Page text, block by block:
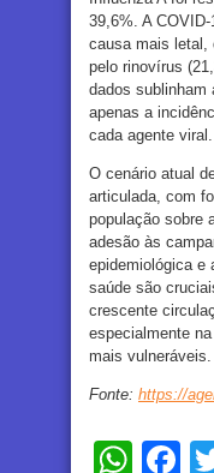
39,6%. A
causa mais letal,
pelo rinovírus
dados sublinham
apenas a
cada agente viral.
O cenário atual
articulada, com
população sobre
adesão às
epidemiológica e
saúde são
crescente
especialmente
mais vulneráveis.
Fonte: https://